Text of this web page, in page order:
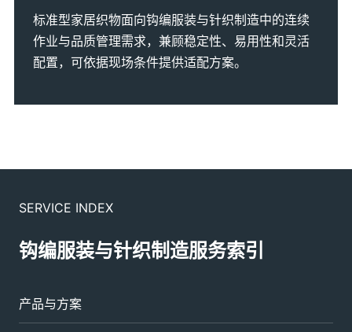
标准型家居织物面向钩编服装与针织制造中的连续
作业与品质管理需求，兼顾稳定性、易用性和灵活
配置，可依据现场条件提供适配方案。
SERVICE INDEX
钩编服装与针织制造服务索引
产品与方案